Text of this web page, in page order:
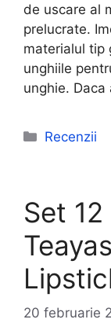
de uscare al
prelucrate.
materialul tip
unghiile
unghie.
Categorii
Recenzii
Set
20 februarie